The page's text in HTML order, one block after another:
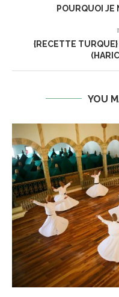
POURQUOI JE
{RECETTE
YOU